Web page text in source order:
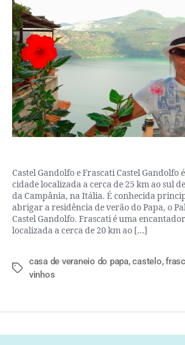
Castel Gandolfo e Frascati Castel Gandolfo
cidade localizada a cerca de 25 km ao sul
da Campânia, na Itália. É conhecida
abrigar a residência de verão do Papa, o
Castel Gandolfo. Frascati é uma
localizada a cerca de 20 km ao […]
casa de veraneio do papa,castelo,
vinhos